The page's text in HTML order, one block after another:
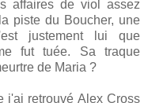
affaires de viol assez
piste du Boucher, une
justement lui que
fut tuée. Sa traque
de Maria ?
j'ai retrouvé Alex Cross